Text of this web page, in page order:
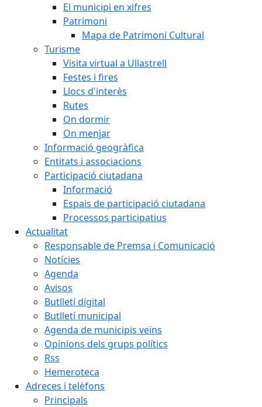
El municipi en xifres
Patrimoni
Mapa de Patrimoni Cultural
Turisme
Visita virtual a Ullastrell
Festes i fires
Llocs d'interès
Rutes
On dormir
On menjar
Informació geogràfica
Entitats i associacions
Participació ciutadana
Informació
Espais de participació ciutadana
Processos participatius
Actualitat
Responsable de Premsa i Comunicació
Notícies
Agenda
Avisos
Butlletí digital
Butlletí municipal
Agenda de municipis veïns
Opinions dels grups polítics
Rss
Hemeroteca
Adreces i telèfons
Principals